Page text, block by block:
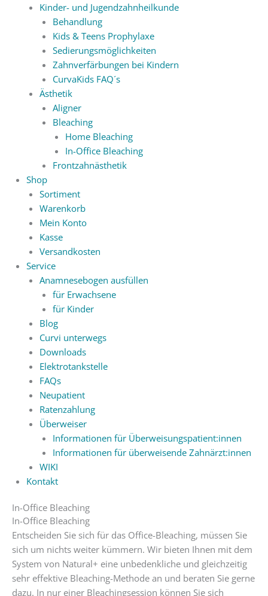
Kinder- und Jugendzahnheilkunde
Behandlung
Kids & Teens Prophylaxe
Sedierungsmöglichkeiten
Zahnverfärbungen bei Kindern
CurvaKids FAQ´s
Ästhetik
Aligner
Bleaching
Home Bleaching
In-Office Bleaching
Frontzahnästhetik
Shop
Sortiment
Warenkorb
Mein Konto
Kasse
Versandkosten
Service
Anamnesebogen ausfüllen
für Erwachsene
für Kinder
Blog
Curvi unterwegs
Downloads
Elektrotankstelle
FAQs
Neupatient
Ratenzahlung
Überweiser
Informationen für Überweisungspatient:innen
Informationen für überweisende Zahnärzt:innen
WIKI
Kontakt
In-Office Bleaching
In-Office Bleaching
Entscheiden Sie sich für das Office-Bleaching, müssen Sie
sich um nichts weiter kümmern. Wir bieten Ihnen mit dem
System von Natural+ eine unbedenkliche und gleichzeitig
sehr effektive Bleaching-Methode an und beraten Sie gerne
dazu. In nur einer Bleachingsession können Sie sich